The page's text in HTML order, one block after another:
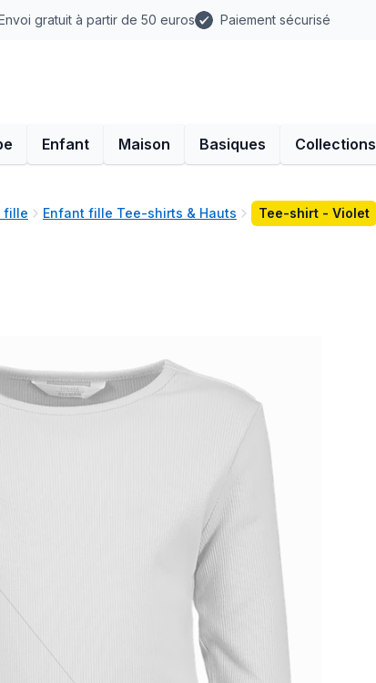
gratuit à partir de 50 euros Paiement sécurisé
Enfant Maison Basiques Collections
fille Enfant fille Tee-shirts & Hauts Tee-shirt - Violet